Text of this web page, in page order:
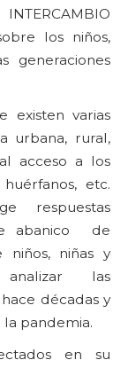
los niños,
generaciones
existen varias
urbana, rural,
acceso a los
etc.
respuestas
abanico de
niños, niñas y
las
décadas y
pandemia.
en su